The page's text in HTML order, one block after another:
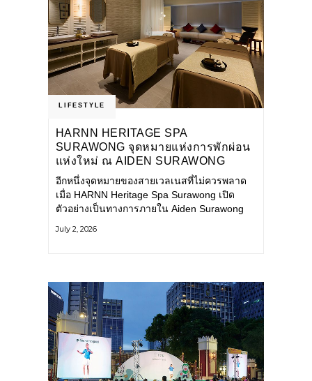
LIFESTYLE
HARNN HERITAGE SPA
SURAWONG จุดหมายแห่งการพักผ่อน
แห่งใหม่ ณ AIDEN SURAWONG
BANGKOK
อีกหนึ่งจุดหมายของสายเวลเนสที่ไม่ควรพลาด
เมื่อ HARNN Heritage Spa Surawong เปิด
ตัวอย่างเป็นทางการภายใน Aiden Surawong
ของเมืองใหญ่ มาสัมผัสประสบการณ์การพักผ่อน
July 2, 2026